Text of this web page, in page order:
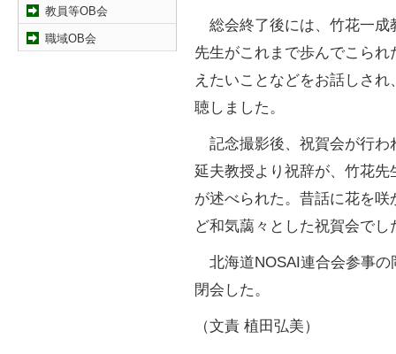
教員等OB会
職域OB会
総会終了後には、竹花一成
先生がこれまで歩んでこら
えたいことなどをお話しさ
聴しました。
記念撮影後、祝賀会が行わ
延夫教授より祝辞が、竹花
が述べられた。昔話に花を
ど和気藹々とした祝賀会でし
北海道NOSAI連合会参事の
閉会した。
（文責 植田弘美）